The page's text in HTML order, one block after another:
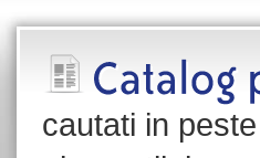
cautati in